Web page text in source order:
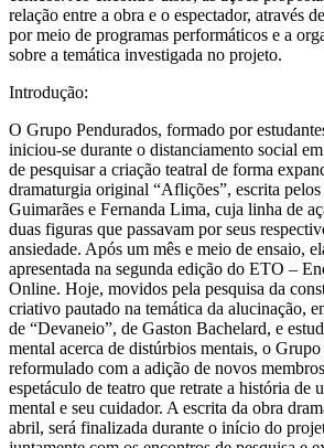
relação entre a obra e o espectador, através
por meio de programas performáticos e a
sobre a temática investigada no projeto.
Introdução:
O Grupo Pendurados, formado por
iniciou-se durante o distanciamento social
de pesquisar a criação teatral de forma
dramaturgia original “Aflições”, escrita
Guimarães e Fernanda Lima, cuja linha de
duas figuras que passavam por seus
ansiedade. Após um mês e meio de ensaio,
apresentada na segunda edição do ETO –
Online. Hoje, movidos pela pesquisa da
criativo pautado na temática da alucinação,
de “Devaneio”, de Gaston Bachelard, e
mental acerca de distúrbios mentais, o Grupo
reformulado com a adição de novos
espetáculo de teatro que retrate a história de
mental e seu cuidador. A escrita da obra
abril, será finalizada durante o início do